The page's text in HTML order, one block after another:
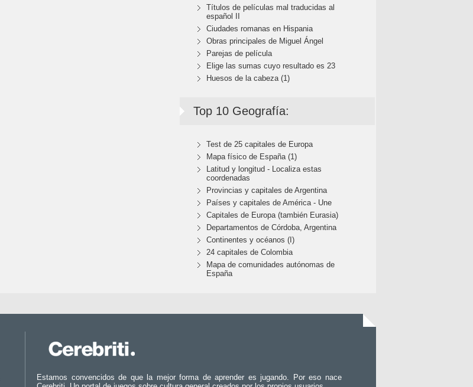
Títulos de películas mal traducidas al
español II
Ciudades romanas en Hispania
Obras principales de Miguel Ángel
Parejas de película
Elige las sumas cuyo resultado es 23
Huesos de la cabeza (1)
Top 10 Geografía:
Test de 25 capitales de Europa
Mapa físico de España (1)
Latitud y longitud - Localiza estas
coordenadas
Provincias y capitales de Argentina
Países y capitales de América - Une
Capitales de Europa (también Eurasia)
Departamentos de Córdoba, Argentina
Continentes y océanos (I)
24 capitales de Colombia
Mapa de comunidades autónomas de
España
Estamos convencidos de que la mejor forma de aprender es jugando. Por eso nace